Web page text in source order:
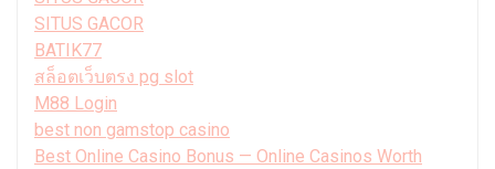
SITUS GACOR
BATIK77
สล็อตเว็บตรง pg slot
M88 Login
best non gamstop casino
Best Online Casino Bonus — Online Casinos Worth